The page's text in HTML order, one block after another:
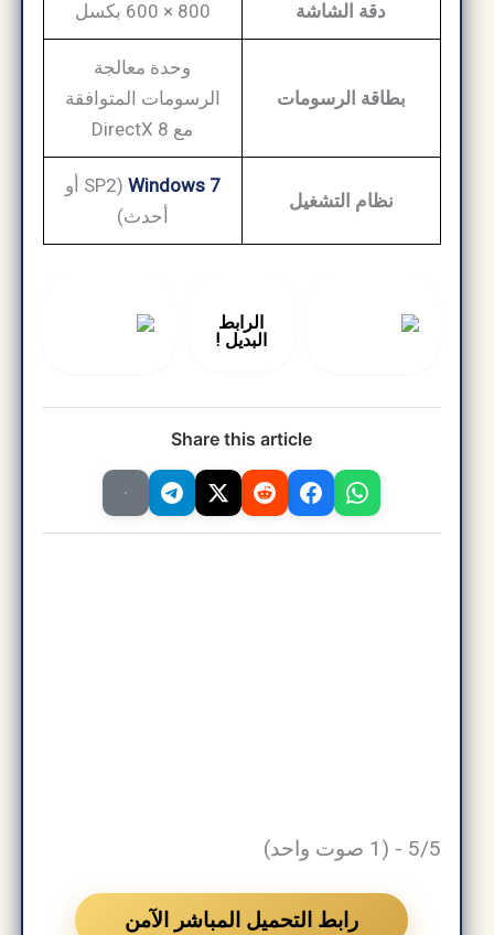
دقة الشاشة 800 × 600 بكسل
بطاقة الرسومات
وحدة معالجة
الرسومات المتوافقة
مع DirectX 8
نظام التشغيل
Windows 7
(SP2 أو
أحدث)
الرابط
البديل !
Share this article
5/5 - (1 صوت واحد)
رابط التحميل المباشر الآمن